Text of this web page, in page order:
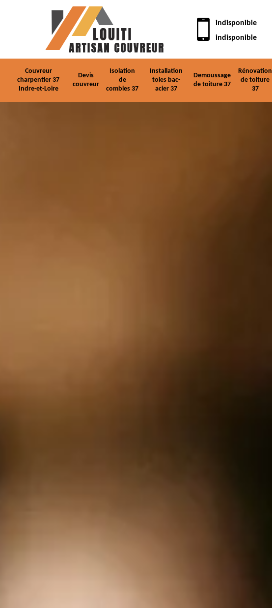
indisponible
indisponible
Couvreur
charpentier 37
Indre-et-Loire
Devis
couvreur
Isolation
de
combles 37
Installation
toles bac-
acier 37
Demoussage
de toiture 37
Rénovation
de toiture
37